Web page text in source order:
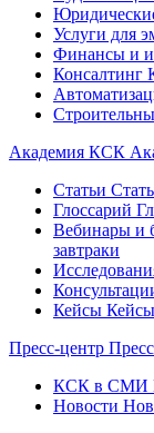
Услуги для
Финансы и
Консалтинг
Академия КСК
Статьи
Глоссарий
Вебинары и
завтраки
Кейсы Кейсы
Пресс-центр
КСК в СМИ
Новости